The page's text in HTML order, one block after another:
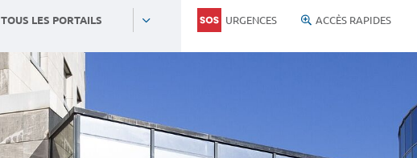
TOUS LES PORTAILS URGENCES ACCÈS RAPIDES